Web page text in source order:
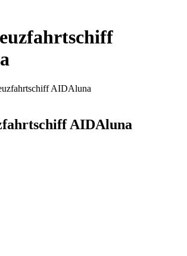
AIDAluna
AIDAluna